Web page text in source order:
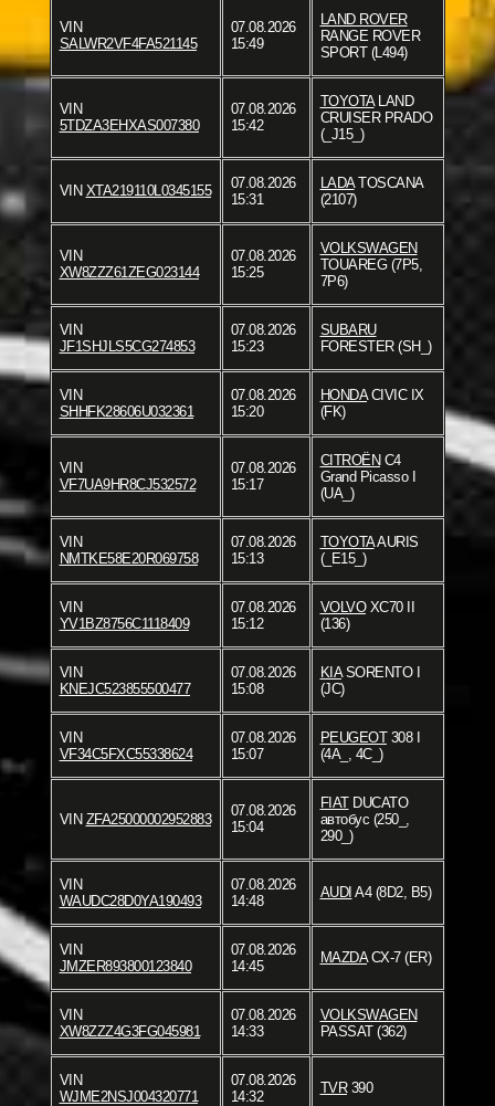
VIN
SALWR2VF4FA521145
07.08.2026
15:49
LAND ROVER
RANGE ROVER
SPORT (L494)
VIN
5TDZA3EHXAS007380
07.08.2026
15:42
TOYOTALAND
CRUISER PRADO
(_J15_)
VIN XTA219110L0345155
07.08.2026
15:31
LADATOSCANA
(2107)
VIN
XW8ZZZ61ZEG023144
07.08.2026
15:25
VOLKSWAGEN
TOUAREG (7P5,
7P6)
VIN
JF1SHJLS5CG274853
07.08.2026
15:23
SUBARU
FORESTER (SH_)
VIN
SHHFK28606U032361
07.08.2026
15:20
HONDACIVIC IX
(FK)
VIN
VF7UA9HR8CJ532572
07.08.2026
15:17
CITROËN C4
Grand Picasso I
(UA_)
VIN
NMTKE58E20R069758
07.08.2026
15:13
TOYOTAAURIS
(_E15_)
VIN
YV1BZ8756C1118409
07.08.2026
15:12
VOLVOXC70 II
(136)
VIN
KNEJC523855500477
07.08.2026
15:08
KIASORENTO I
(JC)
VIN
VF34C5FXC55338624
07.08.2026
15:07
PEUGEOT308 I
(4A_, 4C_)
VIN ZFA25000002952883
07.08.2026
15:04
FIATDUCATO
автобус (250_,
290_)
VIN
WAUDC28D0YA190493
07.08.2026
14:48
AUDI A4 (8D2, B5)
VIN
JMZER893800123840
07.08.2026
14:45
MAZDACX-7 (ER)
VIN
XW8ZZZ4G3FG045981
07.08.2026
14:33
VOLKSWAGEN
PASSAT (362)
VIN
WJME2NSJ004320771
07.08.2026
14:32
TVR390